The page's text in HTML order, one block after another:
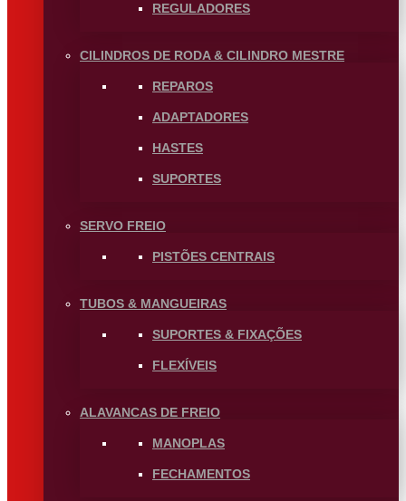
REGULADORES
CILINDROS DE RODA & CILINDRO MESTRE
REPAROS
ADAPTADORES
HASTES
SUPORTES
SERVO FREIO
PISTÕES CENTRAIS
TUBOS & MANGUEIRAS
SUPORTES & FIXAÇÕES
FLEXÍVEIS
ALAVANCAS DE FREIO
MANOPLAS
FECHAMENTOS